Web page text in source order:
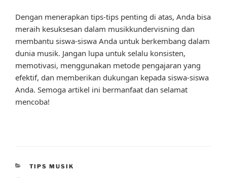
Dengan menerapkan tips-tips penting di atas, Anda bisa
meraih kesuksesan dalam musikkundervisning dan
membantu siswa-siswa Anda untuk berkembang dalam
dunia musik. Jangan lupa untuk selalu konsisten,
memotivasi, menggunakan metode pengajaran yang
efektif, dan memberikan dukungan kepada siswa-siswa
Anda. Semoga artikel ini bermanfaat dan selamat
mencoba!
CATEGORIES
TIPS MUSIK